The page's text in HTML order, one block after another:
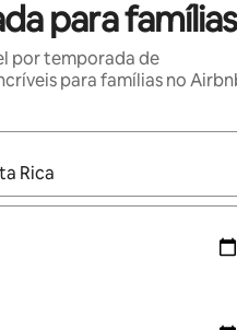
para famílias
por temporada de
para famílias no
estiverem disponíveis,